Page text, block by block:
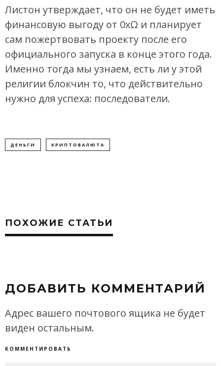
Листон утверждает, что он не будет иметь
финансовую выгоду от 0xΩ и планирует
сам пожертвовать проекту после его
официального запуска в конце этого года.
Именно тогда мы узнаем, есть ли у этой
религии блокчин то, что действительно
нужно для успеха: последователи.
ДЕНЬГИ КРИПТОВАЛЮТА
ПОХОЖИЕ СТАТЬИ
ДОБАВИТЬ КОММЕНТАРИЙ
Адрес вашего почтового ящика не будет
виден остальным.
КОММЕНТИРОВАТЬ